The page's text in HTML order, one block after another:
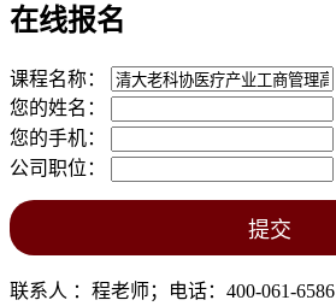
在线报名
课程名称：
您的姓名：
您的手机：
公司职位：
联系人 ：程老师；电话：400-061-6586